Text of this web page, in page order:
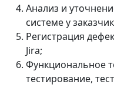
Анализ и
системе у
Регистрация
Jira;
Функциональное
тестирование,